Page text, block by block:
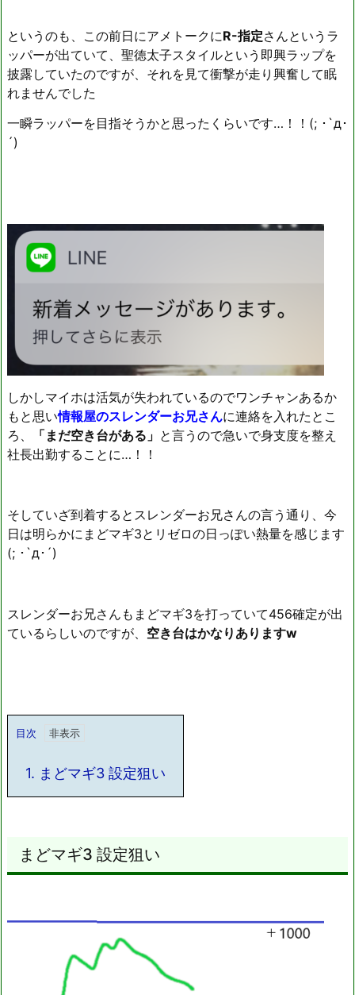
というのも、この前日にアメトークにR-指定さんというラ
ッパーが出ていて、聖徳太子スタイルという即興ラップを
披露していたのですが、それを見て衝撃が走り興奮して眠
れませんでした
一瞬ラッパーを目指そうかと思ったくらいです…！！(; ･`д･
´)
しかしマイホは活気が失われているのでワンチャンあるか
もと思い情報屋のスレンダーお兄さんに連絡を入れたとこ
ろ、
「まだ空き台がある」 と言うので急いで身支度を整え
社長出勤することに…！！
そしていざ到着するとスレンダーお兄さんの言う通り、今
日は明らかにまどマギ3とリゼロの日っぽい熱量を感じます
(; ･`д･´)
スレンダーお兄さんもまどマギ3を打っていて456確定が出
ているらしいのですが、 空き台はかなりありますw
目次
1. まどマギ3 設定狙い
まどマギ3 設定狙い